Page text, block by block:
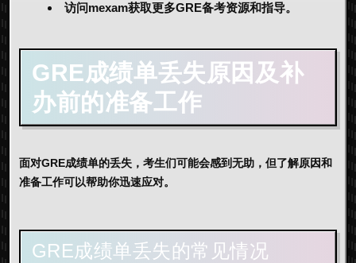
访问mexam获取更多GRE备考资源和指导。
GRE成绩单丢失原因及补
办前的准备工作
面对GRE成绩单的丢失，考生们可能会感到无助，但了解原因和
准备工作可以帮助你迅速应对。
GRE成绩单丢失的常见情况